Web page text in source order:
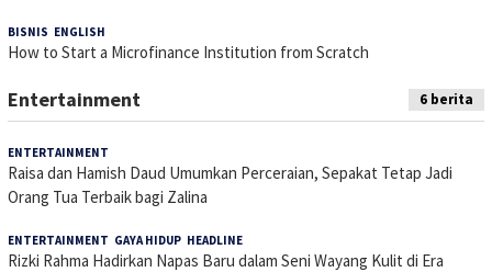
BISNIS ENGLISH
How to Start a Microfinance Institution from Scratch
Entertainment 6 berita
ENTERTAINMENT
Raisa dan Hamish Daud Umumkan Perceraian, Sepakat Tetap Jadi
Orang Tua Terbaik bagi Zalina
ENTERTAINMENT GAYA HIDUP HEADLINE
Rizki Rahma Hadirkan Napas Baru dalam Seni Wayang Kulit di Era